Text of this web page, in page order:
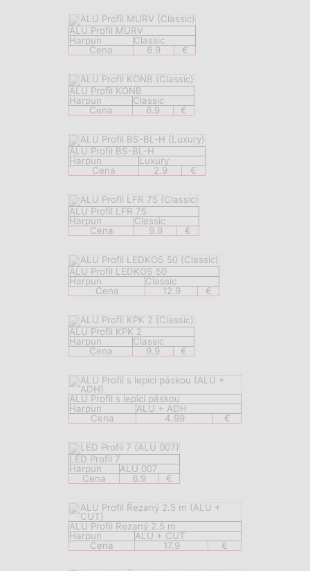
ALU Profil MURV
Harpun
Classic
Cena
6.9 €
ALU Profil KONB
Harpun
Classic
Cena
6.9 €
ALU Profil BS-BL-H
Harpun
Luxury
Cena
2.9 €
ALU Profil LFR 75
Harpun
Classic
Cena
9.9 €
ALU Profil LEDKOS 50
Harpun
Classic
Cena
12.9 €
ALU Profil KPK 2
Harpun
Classic
Cena
9.9 €
ALU Profil s lepicí páskou
Harpun
ALU + ADH
Cena
4.99 €
LED Profil 7
Harpun
ALU 007
Cena
6.9 €
ALU Profil Řezaný 2.5 m
Harpun
ALU + CUT
Cena
17.9 €